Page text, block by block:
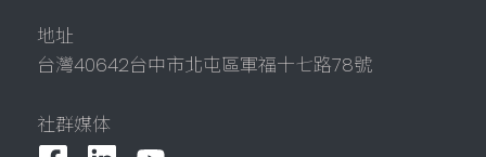
地址
台灣40642台中市北屯區軍福十七路78號
社群媒体